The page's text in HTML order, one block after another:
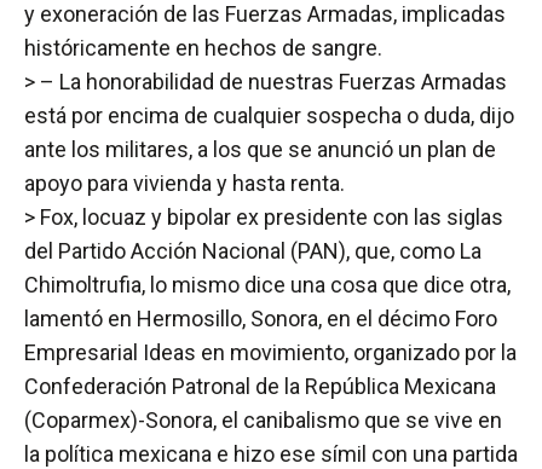
y exoneración de las Fuerzas Armadas, implicadas
históricamente en hechos de sangre.
> – La honorabilidad de nuestras Fuerzas Armadas
está por encima de cualquier sospecha o duda, dijo
ante los militares, a los que se anunció un plan de
apoyo para vivienda y hasta renta.
> Fox, locuaz y bipolar ex presidente con las siglas
del Partido Acción Nacional (PAN), que, como La
Chimoltrufia, lo mismo dice una cosa que dice otra,
lamentó en Hermosillo, Sonora, en el décimo Foro
Empresarial Ideas en movimiento, organizado por la
Confederación Patronal de la República Mexicana
(Coparmex)-Sonora, el canibalismo que se vive en
la política mexicana e hizo ese símil con una partida